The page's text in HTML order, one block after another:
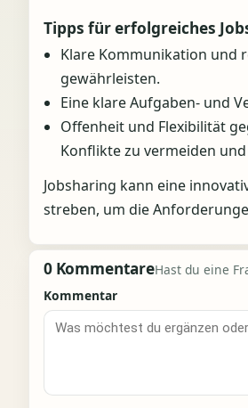
Tipps für erfolgreiches
Klare Kommunikation und
gewährleisten.
Eine klare Aufgaben- und
Offenheit und Flexibilität
Konflikte zu vermeiden
Jobsharing kann eine
streben, um die
0 KommentareHast du eine
Kommentar